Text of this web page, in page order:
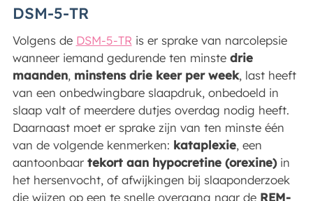
DSM-5-TR
Volgens de DSM-5-TR is er sprake van narcolepsie
wanneer iemand gedurende ten minste drie
maanden, minstens drie keer per week, last heeft
van een onbedwingbare slaapdruk, onbedoeld in
slaap valt of meerdere dutjes overdag nodig heeft.
Daarnaast moet er sprake zijn van ten minste één
van de volgende kenmerken: kataplexie, een
aantoonbaar tekort aan hypocretine (orexine)in
het hersenvocht, of afwijkingen bij slaaponderzoek
die wijzen op een te snelle overgang naar de REM-